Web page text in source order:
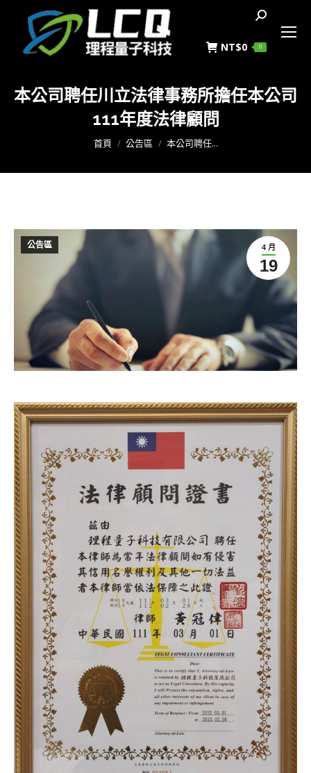
搜
NT$0 0
本公司聘任川立法律事務所擔任本公司
111年度法律顧問
您在這裡：
首頁 公告區 本公司聘任...
4 月
19
公告區